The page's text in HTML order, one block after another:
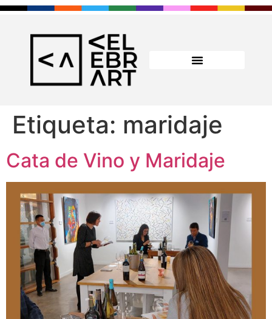
Etiqueta: maridaje
Cata de Vino y Maridaje